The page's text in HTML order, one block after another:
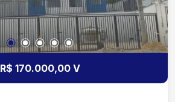
R$ 170.000,00 V